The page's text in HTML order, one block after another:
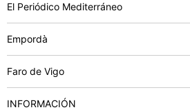
El Periódico Mediterráneo
Empordà
Faro de Vigo
INFORMACIÓN